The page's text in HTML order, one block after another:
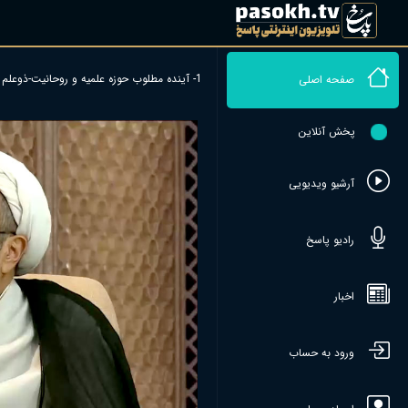
صفحه اصلی
پخش آنلاین
آرشیو ویدیویی
رادیو پاسخ
اخبار
ورود به حساب
1- آینده مطلوب حوزه علمیه و روحانیت-ذوعلم